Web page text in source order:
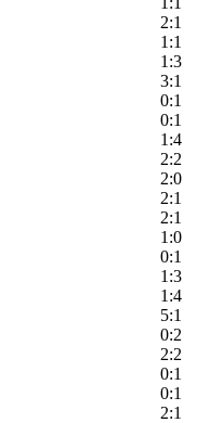
2:1
1:1
1:3
3:1
0:1
0:1
1:4
2:2
2:0
2:1
2:1
1:0
0:1
1:3
1:4
5:1
0:2
2:2
0:1
0:1
2:1